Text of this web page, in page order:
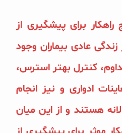
برای پیشگیری از
عادی بیماران وجود
کنترل بهتر استرس،
ادواری و نیز انجام
هستند و از این میان